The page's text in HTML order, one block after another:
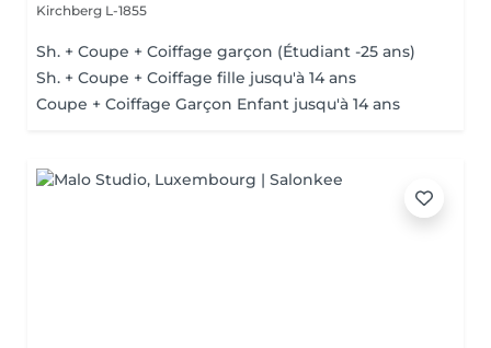
Kirchberg L-1855
Sh. + Coupe + Coiffage garçon (Étudiant -25 ans)
Sh. + Coupe + Coiffage fille jusqu'à 14 ans
Coupe + Coiffage Garçon Enfant jusqu'à 14 ans